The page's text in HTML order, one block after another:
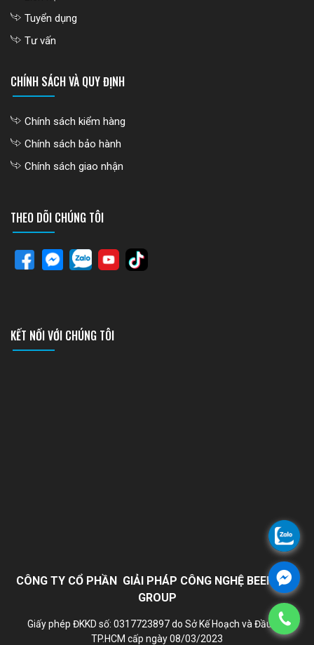
Tuyển dụng
Tư vấn
CHÍNH SÁCH VÀ QUY ĐỊNH
Chính sách kiểm hàng
Chính sách bảo hành
Chính sách giao nhận
THEO DÕI CHÚNG TÔI
KẾT NỐI VỚI CHÚNG TÔI
CÔNG TY CỔ PHẦN GIẢI PHÁP CÔNG NGHỆ BEEHOME
GROUP
Giấy phép ĐKKD số: 0317723897 do Sở Kế Hoạch và Đầu Tư
TP.HCM cấp ngày 08/03/2023